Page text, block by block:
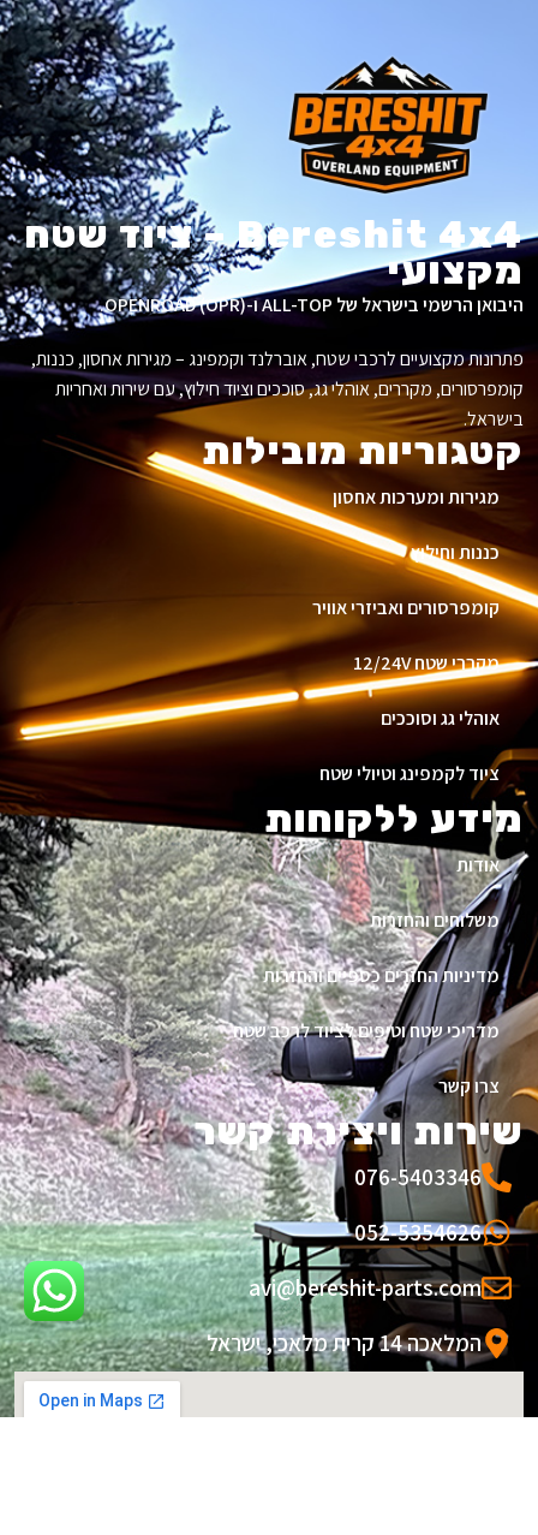
Bereshit 4x4 – ציוד שטח
מקצועי
היבואן הרשמי בישראל של ALL-TOP ו-OPENROAD (OPR).
פתרונות מקצועיים לרכבי שטח, אוברלנד וקמפינג – מגירות אחסון, כננות,
קומפרסורים, מקררים, אוהלי גג, סוככים וציוד חילוץ, עם שירות ואחריות
בישראל.
קטגוריות מובילות
מגירות ומערכות אחסון
כננות וחילוץ
קומפרסורים ואביזרי אוויר
מקררי שטח 12/24V
אוהלי גג וסוככים
ציוד לקמפינג וטיולי שטח
מידע ללקוחות
אודות
משלוחים והחזרות
מדיניות החזרים כספיים והחזרות
מדריכי שטח וטיפים לציוד לרכב שטח
צרו קשר
שירות ויצירת קשר
076-5403346
052-5354626
avi@bereshit-parts.com
המלאכה 14 קרית מלאכי, ישראל